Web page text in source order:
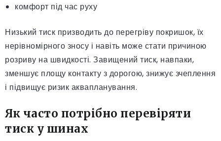
комфорт під час руху
Низький тиск призводить до перегріву покришок, їх
нерівномірного зносу і навіть може стати причиною
розриву на швидкості. Завищений тиск, навпаки,
зменшує площу контакту з дорогою, знижує зчеплення
і підвищує ризик аквапланування.
Як часто потрібно перевіряти
тиск у шинах